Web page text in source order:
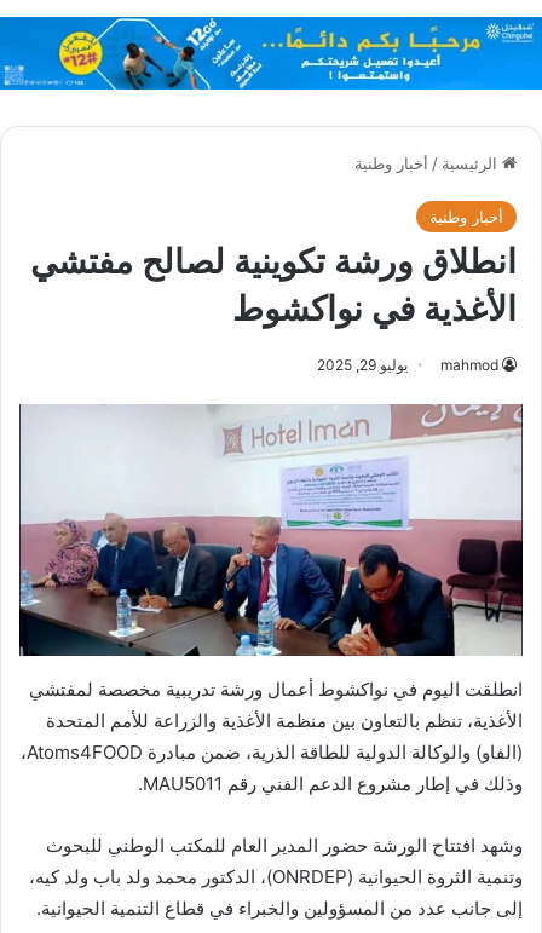
الرئيسية / أخبار وطنية
أخبار وطنية
انطلاق ورشة تكوينية لصالح مفتشي
الأغذية في نواكشوط
mahmod يوليو 29, 2025
انطلقت اليوم في نواكشوط أعمال ورشة تدريبية مخصصة لمفتشي
الأغذية، تنظم بالتعاون بين منظمة الأغذية والزراعة للأمم المتحدة
(الفاو) والوكالة الدولية للطاقة الذرية، ضمن مبادرة Atoms4FOOD،
وذلك في إطار مشروع الدعم الفني رقم MAU5011.
وشهد افتتاح الورشة حضور المدير العام للمكتب الوطني للبحوث
وتنمية الثروة الحيوانية (ONRDEP)، الدكتور محمد ولد باب ولد كيه،
إلى جانب عدد من المسؤولين والخبراء في قطاع التنمية الحيوانية.